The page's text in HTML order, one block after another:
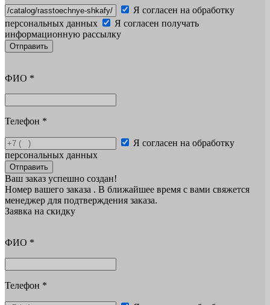
Я согласен на обработку
персональных данных
Я согласен получать
информационную рассылку
Отправить
ФИО *
Телефон *
Я согласен на обработку
персональных данных
Отправить
Ваш заказ успешно создан!
Номер вашего заказа . В ближайшее время с вами свяжется
менеджер для подтверждения заказа.
Заявка на скидку
ФИО *
Телефон *